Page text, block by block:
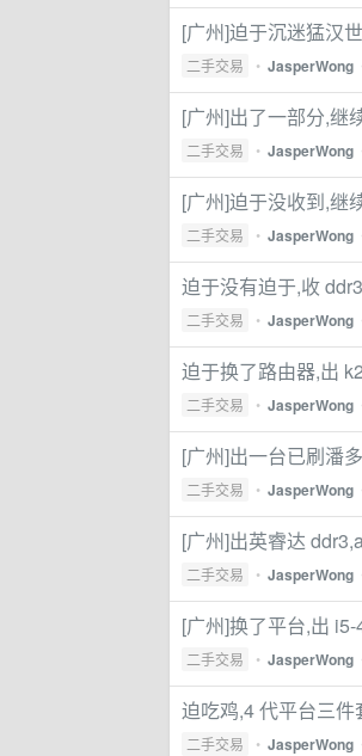
[广州]迫于沉迷猛汉
二手交易 • JasperWong
[广州]出了一部分,继
二手交易 • JasperWong
[广州]迫于没收到,继
二手交易 • JasperWong
迫于没有迫于,收
二手交易 • JasperWong
迫于换了路由器,出
二手交易 • JasperWong
[广州]出一台已刷潘
二手交易 • JasperWong
[广州]出英睿达
二手交易 • JasperWong
[广州]换了平台,出
二手交易 • JasperWong
迫吃鸡,4 代平台三
二手交易 • JasperWong